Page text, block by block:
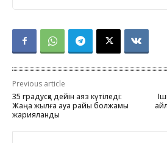
Previous article
35 градусқа дейін аяз күтіледі:
Жаңа жылға ауа райы болжамы
жарияланды